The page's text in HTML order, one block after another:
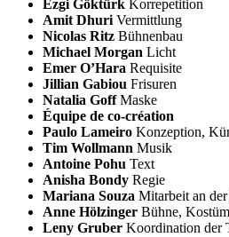
Ezgi Göktürk Korrepetition
Amit Dhuri Vermittlung
Nicolas Ritz Bühnenbau
Michael Morgan Licht
Emer O’Hara Requisite
Jillian Gabiou Frisuren
Natalia Goff Maske
Équipe de co-création
Paulo Lameiro Konzeption,
Tim Wollmann Musik
Antoine Pohu Text
Anisha Bondy Regie
Mariana Souza Mitarbeit an
Anne Hölzinger Bühne,
Leny Gruber Koordination der